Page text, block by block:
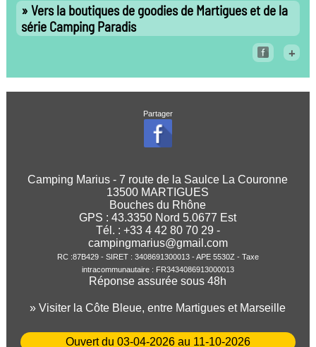
Vers la boutiques de goodies de Martigues et de la
série Camping Paradis
+
Partager
Camping Marius - 7 route de la Saulce La Couronne
13500 MARTIGUES
Bouches du Rhône
GPS :43.3350 Nord 5.0677 Est
Tél. : +33 4 42 80 70 29 -
campingmarius@gmail.com
RC :87B429 - SIRET : 3408691300013 - APE 5530Z - Taxe
intracommunautaire : FR3434086913000013
Réponse assurée sous 48h
» Visiter la Côte Bleue, entre Martigues et Marseille
Ouvert du 03-04-2026 au 11-10-2026